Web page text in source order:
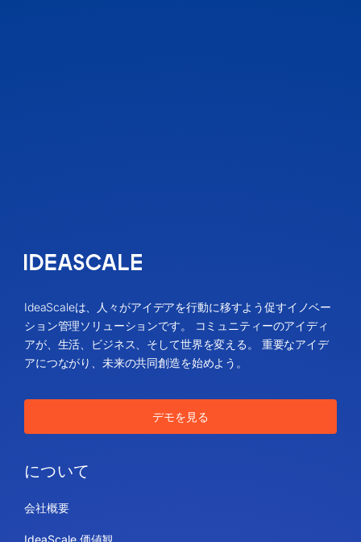
IdeaScaleは、人々がアイデアを行動に移すよう促すイノベー
ション管理ソリューションです。 コミュニティーのアイディ
アが、生活、ビジネス、そして世界を変える。 重要なアイデ
アにつながり、未来の共同創造を始めよう。
デモを見る
について
会社概要
IdeaScale 価値観